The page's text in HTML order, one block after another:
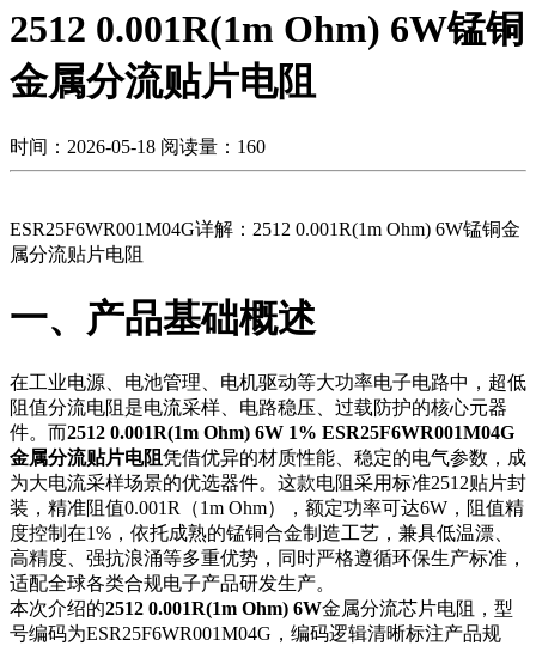
2512 0.001R(1m Ohm) 6W锰铜
金属分流贴片电阻
时间：2026-05-18 阅读量：160
ESR25F6WR001M04G详解：2512 0.001R(1m Ohm) 6W锰铜金
属分流贴片电阻
一、产品基础概述
在工业电源、电池管理、电机驱动等大功率电子电路中，超低
阻值分流电阻是电流采样、电路稳压、过载防护的核心元器
件。而2512 0.001R(1m Ohm) 6W 1% ESR25F6WR001M04G
金属分流贴片电阻凭借优异的材质性能、稳定的电气参数，成
为大电流采样场景的优选器件。这款电阻采用标准2512贴片封
装，精准阻值0.001R（1m Ohm），额定功率可达6W，阻值精
度控制在1%，依托成熟的锰铜合金制造工艺，兼具低温漂、
高精度、强抗浪涌等多重优势，同时严格遵循环保生产标准，
适配全球各类合规电子产品研发生产。
本次介绍的2512 0.001R(1m Ohm) 6W金属分流芯片电阻，型
号编码为ESR25F6WR001M04G，编码逻辑清晰标注产品规